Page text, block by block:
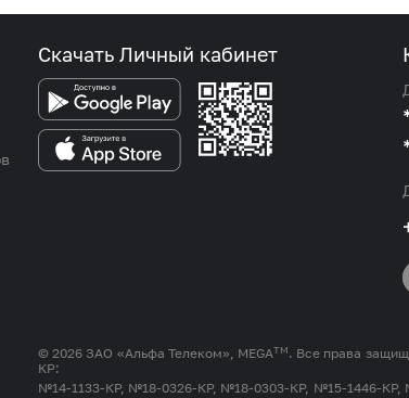
Скачать Личный кабинет
© 2026 ЗАО «Альфа Телеком», MEGATM. Все права
КР:
№14-1133-КР, №18-0326-КР, №18-0303-КР, №15-1446-КР,